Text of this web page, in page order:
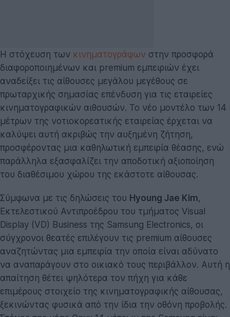
Η στόχευση των κινηματογράφων στην προσφορά
διαφοροποιημένων και premium εμπειριών έχει
αναδείξει τις αίθουσες μεγάλου μεγέθους σε
πρωταρχικής σημασίας επένδυση για τις εταιρείες
κινηματογραφικών αιθουσών. Το νέο μοντέλο των 14
μέτρων της νοτιοκορεατικής εταιρείας έρχεται να
καλύψει αυτή ακριβώς την αυξημένη ζήτηση,
προσφέροντας μια καθηλωτική εμπειρία θέασης, ενώ
παράλληλα εξασφαλίζει την αποδοτική αξιοποίηση
του διαθέσιμου χώρου της εκάστοτε αίθουσας.
Σύμφωνα με τις δηλώσεις του Hyoung Jae Kim,
Εκτελεστικού Αντιπροέδρου του τμήματος Visual
Display (VD) Business της Samsung Electronics, οι
σύγχρονοι θεατές επιλέγουν τις premium αίθουσες
αναζητώντας μια εμπειρία την οποία είναι αδύνατο
να αναπαράγουν στο οικιακό τους περιβάλλον. Αυτή η
απαίτηση θέτει ψηλότερα τον πήχη για κάθε
επιμέρους στοιχείο της κινηματογραφικής αίθουσας,
ξεκινώντας φυσικά από την ίδια την οθόνη προβολής.